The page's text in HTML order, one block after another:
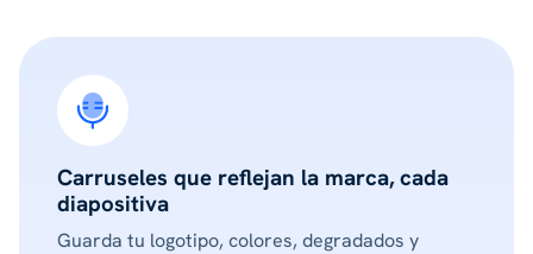
Carruseles que reflejan la marca, cada
diapositiva
Guarda tu logotipo, colores, degradados y